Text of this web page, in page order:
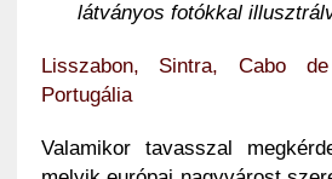
látványos fotókkal
Lisszabon, Sintra, Cabo
Portugália
Valamikor tavasszal